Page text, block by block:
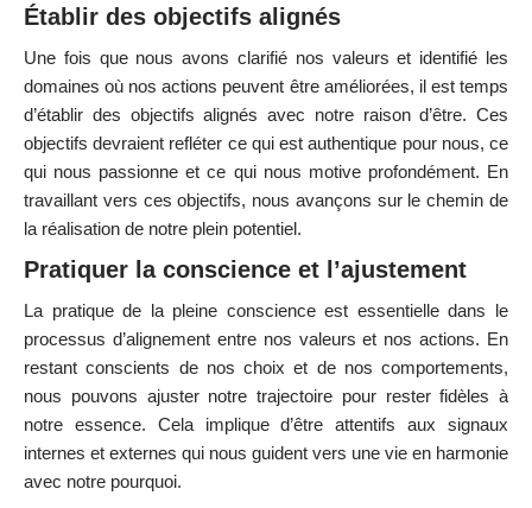
Établir des objectifs alignés
Une fois que nous avons clarifié nos valeurs et identifié les
domaines où nos actions peuvent être améliorées, il est temps
d’établir des objectifs alignés avec notre raison d’être. Ces
objectifs devraient refléter ce qui est authentique pour nous, ce
qui nous passionne et ce qui nous motive profondément. En
travaillant vers ces objectifs, nous avançons sur le chemin de
la réalisation de notre plein potentiel.
Pratiquer la conscience et l’ajustement
La pratique de la pleine conscience est essentielle dans le
processus d’alignement entre nos valeurs et nos actions. En
restant conscients de nos choix et de nos comportements,
nous pouvons ajuster notre trajectoire pour rester fidèles à
notre essence. Cela implique d’être attentifs aux signaux
internes et externes qui nous guident vers une vie en harmonie
avec notre pourquoi.